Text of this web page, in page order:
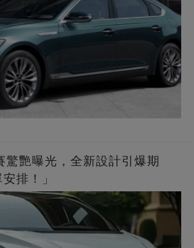
驚艷曝光，全新設計引爆期
排！」